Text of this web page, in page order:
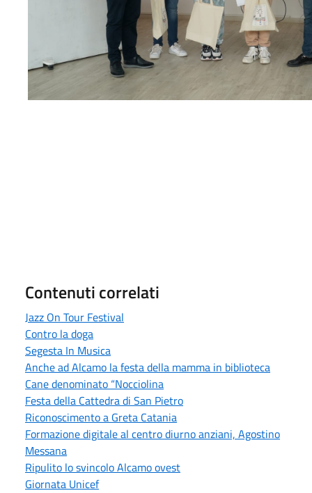
Contenuti correlati
Jazz On Tour Festival
Contro la doga
Segesta In Musica
Anche ad Alcamo la festa della mamma in biblioteca
Cane denominato “Nocciolina
Festa della Cattedra di San Pietro
Riconoscimento a Greta Catania
Formazione digitale al centro diurno anziani, Agostino
Messana
Ripulito lo svincolo Alcamo ovest
Giornata Unicef